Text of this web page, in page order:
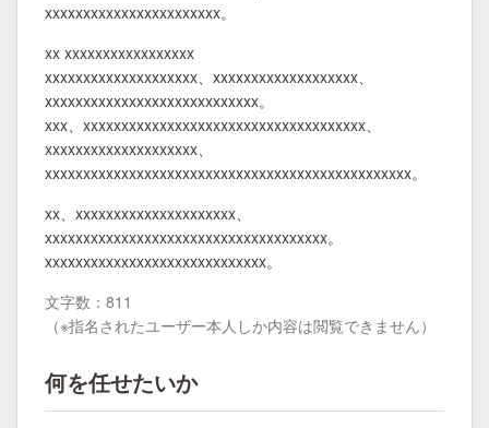
xxxxxxxxxxxxxxxxxxxxxxx。
xx xxxxxxxxxxxxxxxxx
xxxxxxxxxxxxxxxxxxxx、xxxxxxxxxxxxxxxxxxx、
xxxxxxxxxxxxxxxxxxxxxxxxxxxx。
xxx、xxxxxxxxxxxxxxxxxxxxxxxxxxxxxxxxxxxxx、
xxxxxxxxxxxxxxxxxxxx、
xxxxxxxxxxxxxxxxxxxxxxxxxxxxxxxxxxxxxxxxxxxxxxxx。
xx、xxxxxxxxxxxxxxxxxxxxx、
xxxxxxxxxxxxxxxxxxxxxxxxxxxxxxxxxxxxx。
xxxxxxxxxxxxxxxxxxxxxxxxxxxxx。
文字数：811
（※指名されたユーザー本人しか内容は閲覧できません）
何を任せたいか